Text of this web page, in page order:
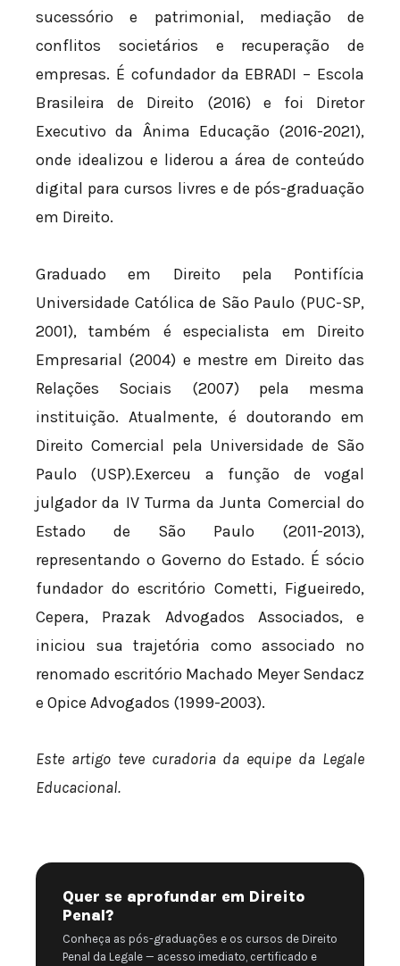
sucessório e patrimonial, mediação de
conflitos societários e recuperação de
empresas. É cofundador da EBRADI – Escola
Brasileira de Direito (2016) e foi Diretor
Executivo da Ânima Educação (2016-2021),
onde idealizou e liderou a área de conteúdo
digital para cursos livres e de pós-graduação
em Direito.
Graduado em Direito pela Pontifícia
Universidade Católica de São Paulo (PUC-SP,
2001), também é especialista em Direito
Empresarial (2004) e mestre em Direito das
Relações Sociais (2007) pela mesma
instituição. Atualmente, é doutorando em
Direito Comercial pela Universidade de São
Paulo (USP).Exerceu a função de vogal
julgador da IV Turma da Junta Comercial do
Estado de São Paulo (2011-2013),
representando o Governo do Estado. É sócio
fundador do escritório Cometti, Figueiredo,
Cepera, Prazak Advogados Associados, e
iniciou sua trajetória como associado no
renomado escritório Machado Meyer Sendacz
e Opice Advogados (1999-2003).
Este artigo teve curadoria da equipe da Legale
Educacional.
Quer se aprofundar em Direito
Penal?
Conheça as pós-graduações e os cursos de Direito
Penal da Legale — acesso imediato, certificado e